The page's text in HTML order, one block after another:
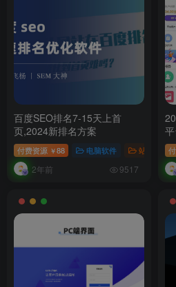
百度SEO排名7-15天上首
页,2024新排名方案
付费资源 ￥88 电脑软件 站长工具
2年前 9517